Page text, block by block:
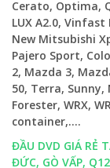
Cerato, Optima,
LUX A2.0, Vinfast
New Mitsubishi
Pajero Sport,
2, Mazda 3,
50, Terra,
Forester, WRX,
container,....
ĐẦU DVD GIÁ RẺ
ĐỨC, GÒ VẤP,